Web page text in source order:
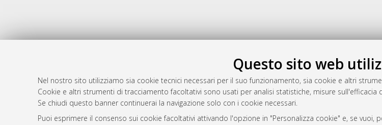
Questo sito web
Nel nostro sito utilizziamo sia cookie tecnici necessari per il suo funzionamento, sia cookie e altri
Cookie e altri strumenti di tracciamento facoltativi sono usati per analisi statistiche, misure
Se chiudi questo banner continuerai la navigazione solo con i cookie necessari.
Puoi esprimere il consenso sui cookie facoltativi attivando l'opzione in "Personalizza cookie" e, se
Gestione del documento:
Atom
Rss 1.0
AMS Laurea
Servizio implementato e gestito da
Impostazioni Cookie